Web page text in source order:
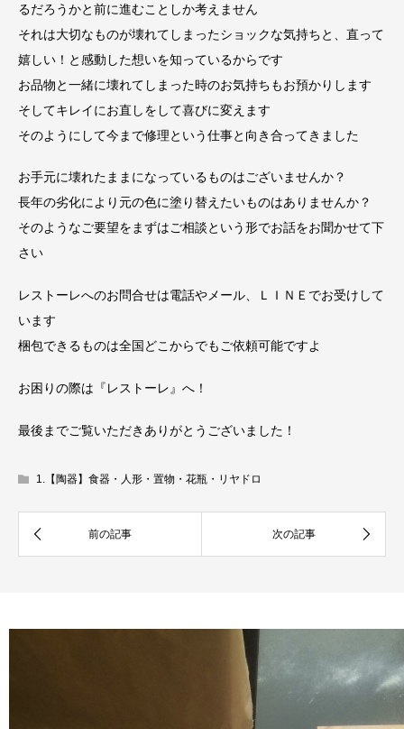
るだろうかと前に進むことしか考えません
それは大切なものが壊れてしまったショックな気持ちと、直って
嬉しい！と感動した想いを知っているからです
お品物と一緒に壊れてしまった時のお気持ちもお預かりします
そしてキレイにお直しをして喜びに変えます
そのようにして今まで修理という仕事と向き合ってきました
お手元に壊れたままになっているものはございませんか？
長年の劣化により元の色に塗り替えたいものはありませんか？
そのようなご要望をまずはご相談という形でお話をお聞かせて下
さい
レストーレへのお問合せは電話やメール、ＬＩＮＥでお受けして
います
梱包できるものは全国どこからでもご依頼可能ですよ
お困りの際は『レストーレ』へ！
最後までご覧いただきありがとうございました！
1.【陶器】食器・人形・置物・花瓶・リヤドロ